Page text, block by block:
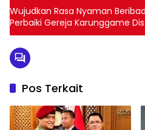
Wujudkan Rasa Nyaman
Perbaiki Gereja Karunggame
Pos Terkait